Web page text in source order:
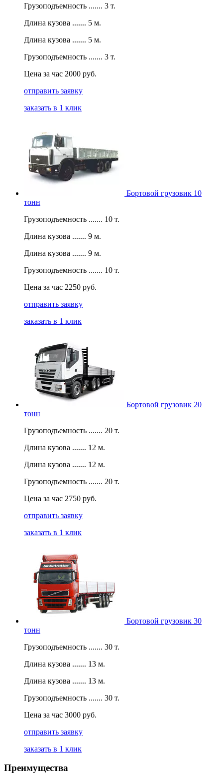
Грузоподъемность ....... 3 т.
Длина кузова ....... 5 м.
Длина кузова ....... 5 м.
Грузоподъемность ....... 3 т.
Цена за час 2000 руб.
отправить заявку
заказать в 1 клик
Бортовой грузовик 10
тонн
Грузоподъемность ....... 10 т.
Длина кузова ....... 9 м.
Длина кузова ....... 9 м.
Грузоподъемность ....... 10 т.
Цена за час 2250 руб.
отправить заявку
заказать в 1 клик
Бортовой грузовик 20
тонн
Грузоподъемность ....... 20 т.
Длина кузова ....... 12 м.
Длина кузова ....... 12 м.
Грузоподъемность ....... 20 т.
Цена за час 2750 руб.
отправить заявку
заказать в 1 клик
Бортовой грузовик 30
тонн
Грузоподъемность ....... 30 т.
Длина кузова ....... 13 м.
Длина кузова ....... 13 м.
Грузоподъемность ....... 30 т.
Цена за час 3000 руб.
отправить заявку
заказать в 1 клик
Преимущества